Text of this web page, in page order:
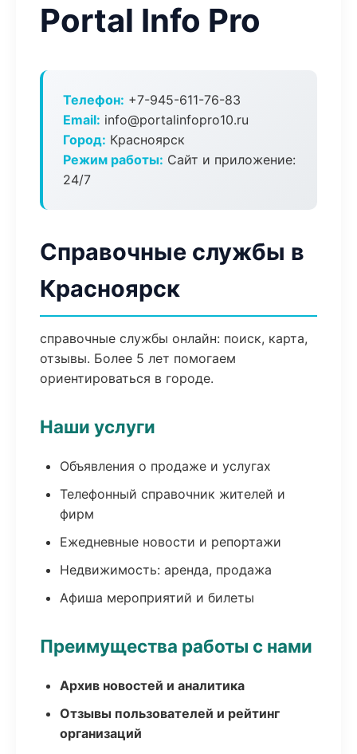
Portal Info Pro
Телефон: +7-945-611-76-83
Email: info@portalinfopro10.ru
Город: Красноярск
Режим работы: Сайт и приложение:
24/7
Справочные службы в
Красноярск
справочные службы онлайн: поиск, карта,
отзывы. Более 5 лет помогаем
ориентироваться в городе.
Наши услуги
Объявления о продаже и услугах
Телефонный справочник жителей и
фирм
Ежедневные новости и репортажи
Недвижимость: аренда, продажа
Афиша мероприятий и билеты
Преимущества работы с нами
Архив новостей и аналитика
Отзывы пользователей и рейтинг
организаций